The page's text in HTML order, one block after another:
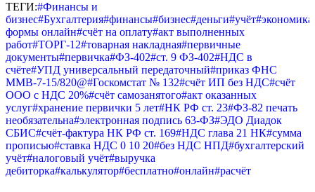
ТЕГИ:#Финансы и
бизнес#Бухгалтерия#финансы#бизнес#деньги#учёт#экономика
формы онлайн#счёт на оплату#акт выполненных
работ#ТОРГ-12#товарная накладная#первичные
документы#первичка#ФЗ-402#ст. 9 ФЗ-402#НДС в
счёте#УПД универсальный передаточный#приказ ФНС
ММВ-7-15/820@#Госкомстат № 132#счёт ИП без НДС#счёт
ООО с НДС 20%#счёт самозанятого#акт оказанных
услуг#хранение первички 5 лет#НК РФ ст. 23#ФЗ-82 печать
необязательна#электронная подпись 63-ФЗ#ЭДО Диадок
СБИС#счёт-фактура НК РФ ст. 169#НДС глава 21 НК#сумма
прописью#ставка НДС 0 10 20#без НДС НПД#бухгалтерский
учёт#налоговый учёт#выручка
дебиторка#калькулятор#бесплатно#онлайн#расчёт